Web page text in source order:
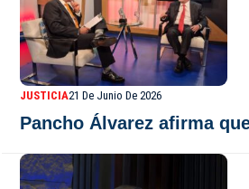
JUSTICIA21 De Junio De 2026
Pancho Álvarez afirma